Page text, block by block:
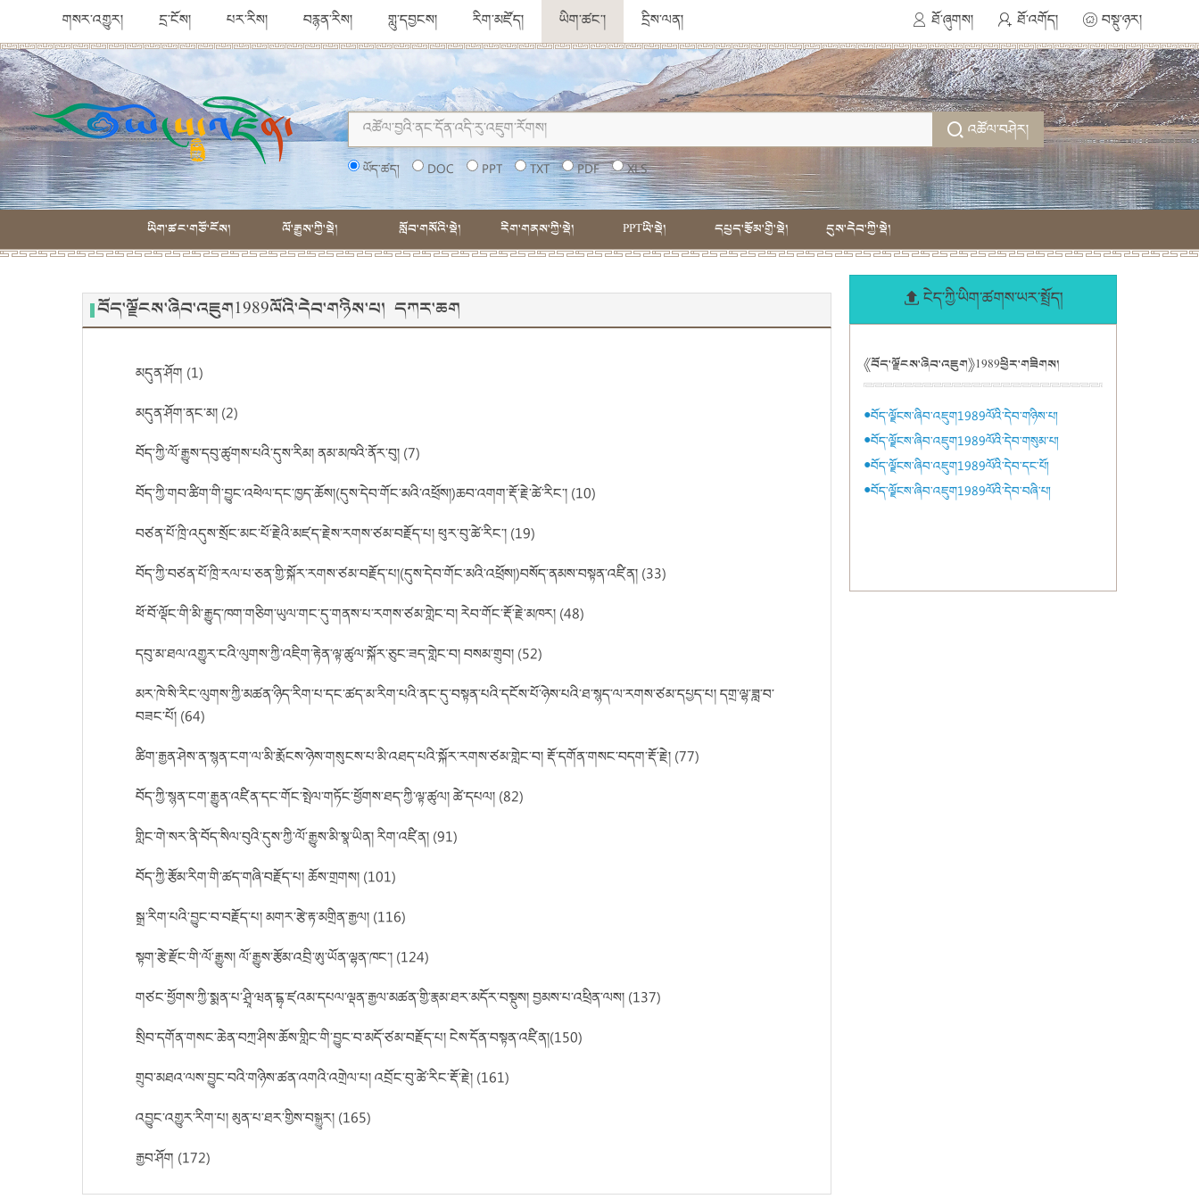
ཐོ་ཞུགས། ཐོ་འགོད། བསྡུ་ཉར།
གསར་འགྱུར། དྲ་ངོས། པར་རིས། བརྙན་རིས། གླུ་དབྱངས། རིག་མཛོད། ཡིག་ཚང་། དྲིས་ལན།
འཚོལ་བཤེར།
ཡོད་ཚད། DOC PPT TXT PDF XLS
ཡིག་ཚང་གཙོ་ངོས། ལོ་རྒྱུས་ཀྱི་སྡེ། སློབ་གསོའི་སྡེ། རིག་གནས་ཀྱི་སྡེ། PPTཡི་སྡེ། དཔྱད་རྩོམ་གྱི་སྡེ། དུས་དེབ་ཀྱི་སྡེ།
བོད་ལྗོངས་ཞིབ་འཇུག1989ལོའི་དེབ་གཉིས་པ། དཀར་ཆག
མདུན་ཤོག (1)
མདུན་ཤོག་ནང་མ། (2)
བོད་ཀྱི་ལོ་རྒྱུས་དབུ་ཚུགས་པའི་དུས་རིམ། ནམ་མཁའི་ནོར་བུ། (7)
བོད་ཀྱི་གབ་ཚིག་གི་བྱུང་འཕེལ་དང་ཁྱད་ཆོས།(དུས་དེབ་གོང་མའི་འཕྲོས།)ཆབ་འགག་རྡོ་རྗེ་ཚེ་རིང་། (10)
བཙན་པོ་ཁྲི་འདུས་སྲོང་མང་པོ་རྗེའི་མཛད་རྗེས་རགས་ཙམ་བརྗོད་པ། ཕུར་བུ་ཚེ་རིང་། (19)
བོད་ཀྱི་བཙན་པོ་ཁྲི་རལ་པ་ཅན་གྱི་སྐོར་རགས་ཙམ་བརྗོད་པ།(དུས་དེབ་གོང་མའི་འཕྲོས།)བསོད་ནམས་བསྟན་འཛིན། (33)
ཕོ་བོ་ལྡོང་གི་མི་རྒྱུད་ཁག་གཅིག་ཡུལ་གང་དུ་གནས་པ་རགས་ཙམ་གླེང་བ། རེབ་གོང་རྡོ་རྗེ་མཁར། (48)
དབུ་མ་ཐལ་འགྱུར་ངའི་ལུགས་ཀྱི་འཇིག་རྟེན་ལྟ་ཚུལ་སྐོར་ཅུང་ཟད་གླེང་བ། བསམ་གྲུབ། (52)
མར་ཁེ་སི་རིང་ལུགས་ཀྱི་མཚན་ཉིད་རིག་པ་དང་ཚད་མ་རིག་པའི་ནང་དུ་བསྟན་པའི་དངོས་པོ་ཉེས་པའི་ཐ་སྙད་ལ་རགས་ཙམ་དཔྱད་པ། དགྲ་ལྷ་ཟླ་བ་
བཟང་པོ། (64)
ཚིག་རྒྱན་ཤེས་ན་སྙན་ངག་ལ་མི་རྨོངས་ཉེས་གསུངས་པ་མི་འཐད་པའི་སྐོར་རགས་ཙམ་གླེང་བ། རྡོ་དགོན་གསང་བདག་རྡོ་རྗེ། (77)
བོད་ཀྱི་སྙན་ངག་རྒྱུན་འཛིན་དང་གོང་སྤེལ་གཏོང་ཕྱོགས་ཐད་ཀྱི་ལྟ་ཚུལ། ཚེ་དཔལ། (82)
གླིང་གེ་སར་ནི་བོད་སིལ་བུའི་དུས་ཀྱི་ལོ་རྒྱུས་མི་སྣ་ཡིན། རིག་འཛིན། (91)
བོད་ཀྱི་རྩོམ་རིག་གི་ཚད་གཞི་བརྗོད་པ། ཆོས་གྲགས། (101)
སྒྲ་རིག་པའི་བྱུང་བ་བརྗོད་པ། མགར་རྩེ་རྟ་མགྲིན་རྒྱལ། (116)
སྟག་རྩེ་རྫོང་གི་ལོ་རྒྱུས། ལོ་རྒྱུས་རྩོམ་འབྲི་ཨུ་ཡོན་ལྷན་ཁང་། (124)
གཙང་ཕྱོགས་ཀྱི་སྨན་པ་ཤྲཱི་ཝན་དྷྭ་ཛའམ་དཔལ་ལྡན་རྒྱལ་མཚན་གྱི་རྣམ་ཐར་མདོར་བསྡུས། བྱམས་པ་འཕྲིན་ལས། (137)
སྲིབ་དགོན་གསང་ཆེན་བཀྲ་ཤིས་ཆོས་གླིང་གི་བྱུང་བ་མདོ་ཙམ་བརྗོད་པ། ངེས་དོན་བསྟན་འཛིན།(150)
གྲུབ་མཐའ་ལས་བྱུང་བའི་གཉིས་ཚན་འགའི་འགྲེལ་པ། འབྲོང་བུ་ཚེ་རིང་རྡོ་རྗེ། (161)
འབྱུང་འགྱུར་རིག་པ། མུན་པ་ཐར་གྱིས་བསྒྱུར། (165)
རྒྱབ་ཤོག (172)
ངེད་ཀྱི་ཡིག་ཚགས་ཡར་སྤྲོད།
《བོད་ལྗོངས་ཞིབ་འཇུག》1989ཕྱིར་གཟིགས།
●བོད་ལྗོངས་ཞིབ་འཇུག1989ལོའི་དེབ་གཉིས་པ།
●བོད་ལྗོངས་ཞིབ་འཇུག1989ལོའི་དེབ་གསུམ་པ།
●བོད་ལྗོངས་ཞིབ་འཇུག1989ལོའི་དེབ་དང་པོ།
●བོད་ལྗོངས་ཞིབ་འཇུག1989ལོའི་དེབ་བཞི་པ།